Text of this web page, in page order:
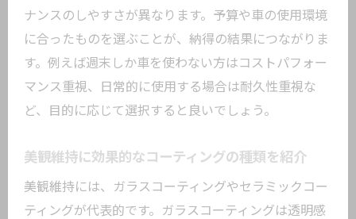
ナンスのしやすさが異なります。予算や車の使用環境
に合ったものを選ぶことが、納得の結果につながりま
す。例えば週末しか車を使わない方はコストパフォー
マンス重視、日常的に使用する場合は耐久性重視な
ど、目的に応じて選択すると良いでしょう。
美観維持に効果的なコーティングの種類を紹介
美観維持には、ガラスコーティングやセラミックコー
ティングが代表的です。ガラスコーティングは透明感